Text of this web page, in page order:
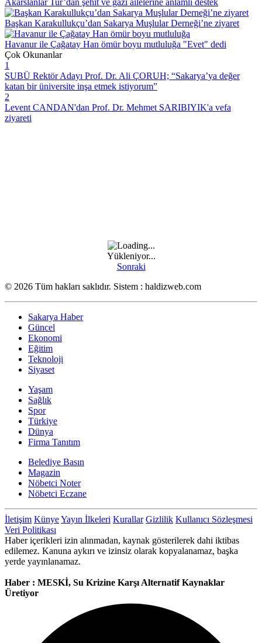
Başkan Karakullukçu’dan Sakarya Muşlular Derneği’ne ziyaret
Havanur ile Çağatay Han ömür boyu mutluluğa "Evet" dedi
Çok Okunanlar
1
SUBÜ Rektör Adayı Prof. Dr. Ali ÇORUH; “Sakarya’ya değer
katan bir üniversite inşa etmek istiyorum”
2
Levent CANDAN'dan Prof. Dr. Mehmet SARIBIYIK'a vefa
ziyareti
Yükleniyor...
Sonraki
© 2026 Tüm hakları saklıdır. Sistem : haldizweb.com
Sakarya Haber
Güncel
Ekonomi
Eğitim
Teknoloji
Siyaset
Yaşam
Sağlık
Spor
Türkiye
Dünya
Firma Tanıtım
Belediye Basın
Magazin
Nöbetci Noter
Nöbetci Eczane
İletişim KünyeYayın İlkeleri Kurallar Gizlilik Kullanıcı Sözleşmesi
Veri Politikası
Haber içerikleri izin alınmadan, kaynak gösterilerek dahi iktibas
edilemez. Kanuna aykırı ve izinsiz olarak kopyalanamaz, başka
yerde yayınlanamaz.
Haber : MESKİ, Su Krizine Karşı Alternatif Kaynaklar
Üretiyor